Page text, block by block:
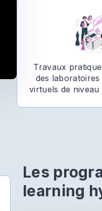
Travaux
des
virtuels de
Les
learning